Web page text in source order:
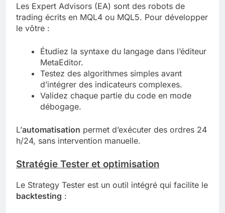
Les Expert Advisors (EA) sont des robots de
trading écrits en MQL4 ou MQL5. Pour développer
le vôtre :
Étudiez la syntaxe du langage dans l’éditeur
MetaEditor.
Testez des algorithmes simples avant
d’intégrer des indicateurs complexes.
Validez chaque partie du code en mode
débogage.
L’automatisation permet d’exécuter des ordres 24
h/24, sans intervention manuelle.
Stratégie Tester et optimisation
Le Strategy Tester est un outil intégré qui facilite le
backtesting :